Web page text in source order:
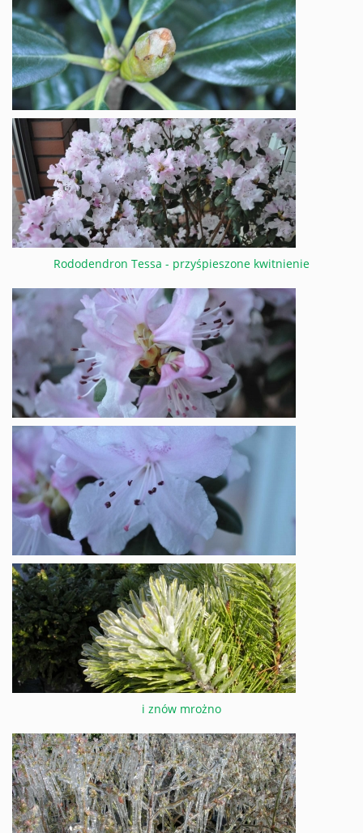
Rododendron Tessa - przyśpieszone kwitnienie
i znów mrożno